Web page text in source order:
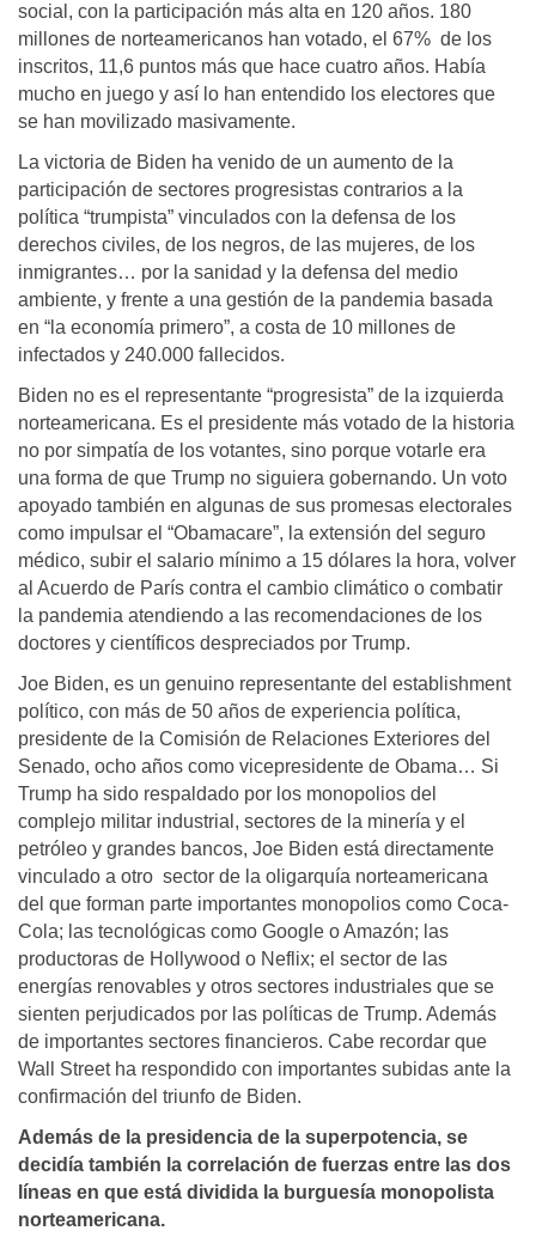
social, con la participación más alta en 120 años. 180
millones de norteamericanos han votado, el 67% de los
inscritos, 11,6 puntos más que hace cuatro años. Había
mucho en juego y así lo han entendido los electores que
se han movilizado masivamente.
La victoria de Biden ha venido de un aumento de la
participación de sectores progresistas contrarios a la
política “trumpista” vinculados con la defensa de los
derechos civiles, de los negros, de las mujeres, de los
inmigrantes… por la sanidad y la defensa del medio
ambiente, y frente a una gestión de la pandemia basada
en “la economía primero”, a costa de 10 millones de
infectados y 240.000 fallecidos.
Biden no es el representante “progresista” de la izquierda
norteamericana. Es el presidente más votado de la historia
no por simpatía de los votantes, sino porque votarle era
una forma de que Trump no siguiera gobernando. Un voto
apoyado también en algunas de sus promesas electorales
como impulsar el “Obamacare”, la extensión del seguro
médico, subir el salario mínimo a 15 dólares la hora, volver
al Acuerdo de París contra el cambio climático o combatir
la pandemia atendiendo a las recomendaciones de los
doctores y científicos despreciados por Trump.
Joe Biden, es un genuino representante del establishment
político, con más de 50 años de experiencia política,
presidente de la Comisión de Relaciones Exteriores del
Senado, ocho años como vicepresidente de Obama… Si
Trump ha sido respaldado por los monopolios del
complejo militar industrial, sectores de la minería y el
petróleo y grandes bancos, Joe Biden está directamente
vinculado a otro sector de la oligarquía norteamericana
del que forman parte importantes monopolios como Coca-
Cola; las tecnológicas como Google o Amazón; las
productoras de Hollywood o Neflix; el sector de las
energías renovables y otros sectores industriales que se
sienten perjudicados por las políticas de Trump. Además
de importantes sectores financieros. Cabe recordar que
Wall Street ha respondido con importantes subidas ante la
confirmación del triunfo de Biden.
Además de la presidencia de la superpotencia, se
decidía también la correlación de fuerzas entre las dos
líneas en que está dividida la burguesía monopolista
norteamericana.